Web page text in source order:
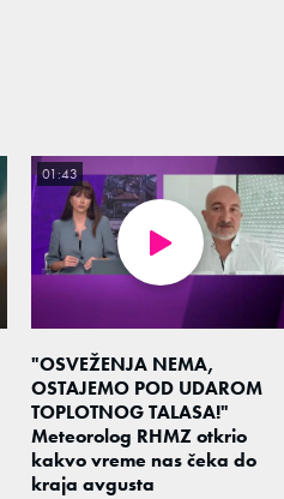
"OSVEŽENJA NEMA,
OSTAJEMO POD UDAROM
TOPLOTNOG TALASA!"
Meteorolog RHMZ otkrio
kakvo vreme nas čeka do
kraja avgusta
01:43